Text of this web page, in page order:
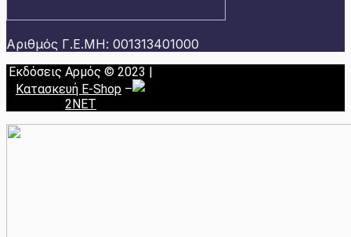
Αριθμός Γ.Ε.ΜΗ: 001313401000
Εκδόσεις Αρμός © 2023 |
Κατασκευή E-Shop –
2NET